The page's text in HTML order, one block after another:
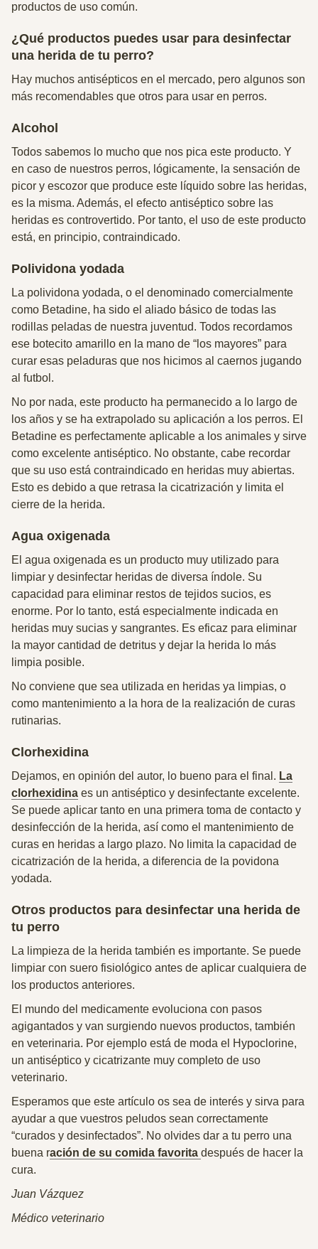
productos de uso común.
¿Qué productos puedes usar para desinfectar
una herida de tu perro?
Hay muchos antisépticos en el mercado, pero algunos son
más recomendables que otros para usar en perros.
Alcohol
Todos sabemos lo mucho que nos pica este producto. Y
en caso de nuestros perros, lógicamente, la sensación de
picor y escozor que produce este líquido sobre las heridas,
es la misma. Además, el efecto antiséptico sobre las
heridas es controvertido. Por tanto, el uso de este producto
está, en principio, contraindicado.
Polividona yodada
La polividona yodada, o el denominado comercialmente
como Betadine, ha sido el aliado básico de todas las
rodillas peladas de nuestra juventud. Todos recordamos
ese botecito amarillo en la mano de “los mayores” para
curar esas peladuras que nos hicimos al caernos jugando
al futbol.
No por nada, este producto ha permanecido a lo largo de
los años y se ha extrapolado su aplicación a los perros. El
Betadine es perfectamente aplicable a los animales y sirve
como excelente antiséptico. No obstante, cabe recordar
que su uso está contraindicado en heridas muy abiertas.
Esto es debido a que retrasa la cicatrización y limita el
cierre de la herida.
Agua oxigenada
El agua oxigenada es un producto muy utilizado para
limpiar y desinfectar heridas de diversa índole. Su
capacidad para eliminar restos de tejidos sucios, es
enorme. Por lo tanto, está especialmente indicada en
heridas muy sucias y sangrantes. Es eficaz para eliminar
la mayor cantidad de detritus y dejar la herida lo más
limpia posible.
No conviene que sea utilizada en heridas ya limpias, o
como mantenimiento a la hora de la realización de curas
rutinarias.
Clorhexidina
Dejamos, en opinión del autor, lo bueno para el final. La
clorhexidina es un antiséptico y desinfectante excelente.
Se puede aplicar tanto en una primera toma de contacto y
desinfección de la herida, así como el mantenimiento de
curas en heridas a largo plazo. No limita la capacidad de
cicatrización de la herida, a diferencia de la povidona
yodada.
Otros productos para desinfectar una herida de
tu perro
La limpieza de la herida también es importante. Se puede
limpiar con suero fisiológico antes de aplicar cualquiera de
los productos anteriores.
El mundo del medicamente evoluciona con pasos
agigantados y van surgiendo nuevos productos, también
en veterinaria. Por ejemplo está de moda el Hypoclorine,
un antiséptico y cicatrizante muy completo de uso
veterinario.
Esperamos que este artículo os sea de interés y sirva para
ayudar a que vuestros peludos sean correctamente
“curados y desinfectados”. No olvides dar a tu perro una
buena ración de su comida favorita después de hacer la
cura.
Juan Vázquez
Médico veterinario